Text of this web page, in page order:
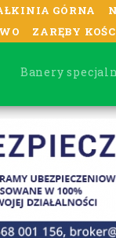
GÓRNA
ZARĘBY
Banery